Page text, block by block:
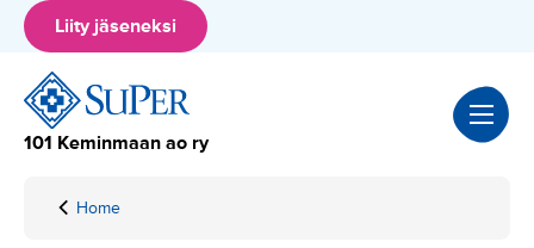
Hyppää
sisältöön
Liity jäseneksi
101 Keminmaan ao ry
Home
Tapahtumat